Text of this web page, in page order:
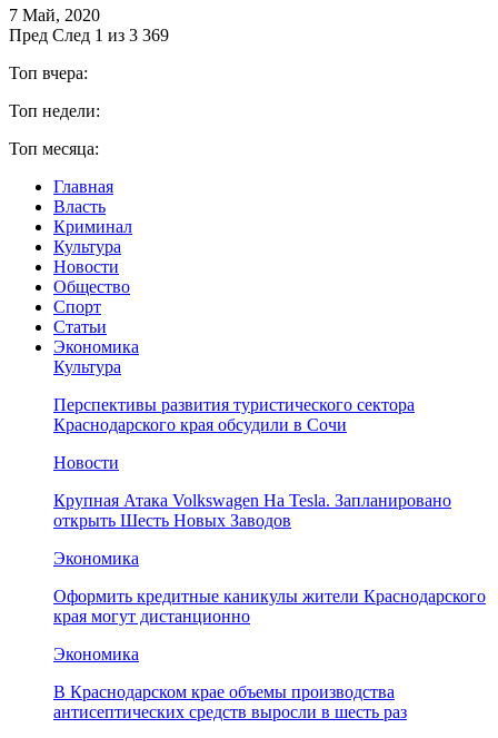
7 Май, 2020
Пред След 1 из 3 369
Топ вчера:
Топ недели:
Топ месяца:
Главная
Власть
Криминал
Культура
Новости
Общество
Спорт
Статьи
Экономика
Культура
Перспективы развития туристического сектора
Краснодарского края обсудили в Сочи
Новости
Крупная Атака Volkswagen На Tesla. Запланировано
открыть Шесть Новых Заводов
Экономика
Оформить кредитные каникулы жители Краснодарского
края могут дистанционно
Экономика
В Краснодарском крае объемы производства
антисептических средств выросли в шесть раз